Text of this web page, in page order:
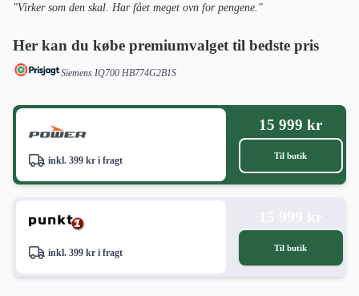
"Virker som den skal. Har fået meget ovn for pengene."
Her kan du købe premiumvalget til bedste pris
Siemens IQ700 HB774G2B1S
inkl. 399 kr i fragt
15 999 kr
Til butik
inkl. 399 kr i fragt Til butik